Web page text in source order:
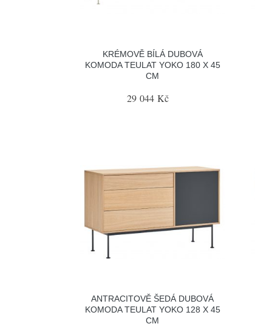
KRÉMOVĚ BÍLÁ DUBOVÁ
KOMODA TEULAT YOKO 180 X 45
CM
29 044 Kč
ANTRACITOVĚ ŠEDÁ DUBOVÁ
KOMODA TEULAT YOKO 128 X 45
CM